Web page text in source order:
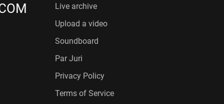
Live archive
Upload a video
Soundboard
Par Juri
Privacy Policy
Terms of Service